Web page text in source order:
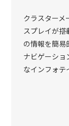
クラスターメ
スプレイが
の情報を簡易
ナビゲーショ
なインフォテ